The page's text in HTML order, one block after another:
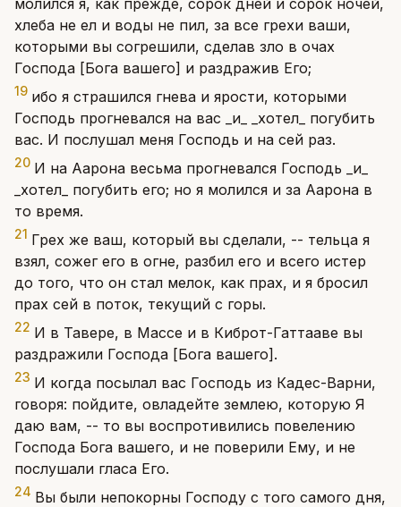
молился я, как прежде, сорок дней и сорок ночей,
хлеба не ел и воды не пил, за все грехи ваши,
которыми вы согрешили, сделав зло в очах
Господа [Бога вашего] и раздражив Его;
19 ибо я страшился гнева и ярости, которыми
Господь прогневался на вас _и_ _хотел_ погубить
вас. И послушал меня Господь и на сей раз.
20 И на Аарона весьма прогневался Господь _и_
_хотел_ погубить его; но я молился и за Аарона в
то время.
21 Грех же ваш, который вы сделали, -- тельца я
взял, сожег его в огне, разбил его и всего истер
до того, что он стал мелок, как прах, и я бросил
прах сей в поток, текущий с горы.
22 И в Тавере, в Массе и в Киброт-Гаттааве вы
раздражили Господа [Бога вашего].
23 И когда посылал вас Господь из Кадес-Варни,
говоря: пойдите, овладейте землею, которую Я
даю вам, -- то вы воспротивились повелению
Господа Бога вашего, и не поверили Ему, и не
послушали гласа Его.
24 Вы были непокорны Господу с того самого дня,